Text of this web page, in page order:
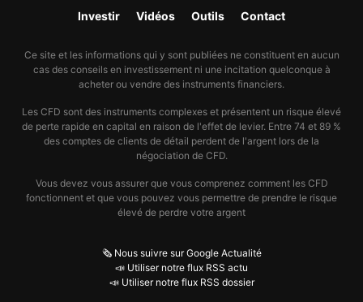
Investir Vidéos Outils Contact
Ce site et les informations qui y sont publiées ne constituent en aucun
cas des conseils en investissement ni une incitation quelconque à
acheter ou vendre des instruments financiers.
Les CFD sont des instruments complexes et présentent un risque élevé
de perte rapide en capital en raison de l'effet de levier. Entre 74 et 89 %
des comptes de clients de détail perdent de l'argent lors de la
négociation de CFD.
Vous devez vous assurer que vous comprenez comment les CFD
fonctionnent et que vous pouvez vous permettre de prendre le risque
élevé de perdre votre argent
🗞️ Nous suivre sur Google Actualité
📣 Utiliser notre flux RSS actu
📣 Utiliser notre flux RSS dossier